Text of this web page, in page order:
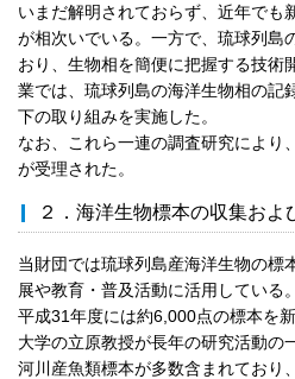
いまだ解明されておらず、近年でも
が相次いでいる。一方で、琉球列島
おり、生物相を簡便に把握する技術
業では、琉球列島の海洋生物相の記
下の取り組みを実施した。
なお、これら一連の調査研究により
が受理された。
２．海洋生物標本の収集およ
当財団では琉球列島産海洋生物の標
展や教育・普及活動に活用している。
平成31年度には約6,000点の標本を
大学の立原教授が長年の研究活動の
河川産魚類標本が多数含まれており